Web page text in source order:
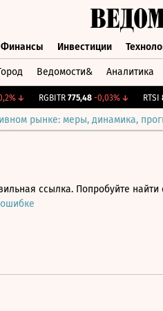
Финансы Инвестиции
Ведомости& Аналитика
↓ RGBITR 775,48 -0,03%↓ RTSI
рынке: меры, динамика,
ссылка. Попробуйте